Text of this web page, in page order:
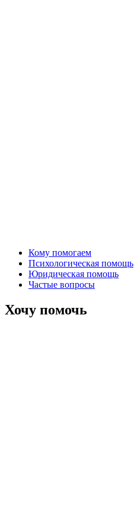
Кому помогаем
Психологическая помощь
Юридическая помощь
Частые вопросы
Хочу помочь